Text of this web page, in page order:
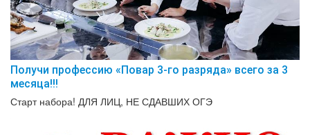
Получи профессию «Повар 3-го разряда» всего за 3
месяца!!!
Старт набора! ДЛЯ ЛИЦ, НЕ СДАВШИХ ОГЭ